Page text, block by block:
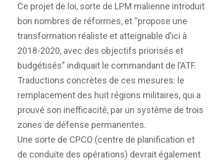
Ce projet de loi, sorte de LPM malienne introduit
bon nombres de réformes, et “propose une
transformation réaliste et atteignable d’ici à
2018-2020, avec des objectifs priorisés et
budgétisés” indiquait le commandant de l’ATF.
Traductions concrètes de ces mesures: le
remplacement des huit régions militaires, qui a
prouvé son inefficacité, par un système de trois
zones de défense permanentes.
Une sorte de CPCO (centre de planification et
de conduite des opérations) devrait également